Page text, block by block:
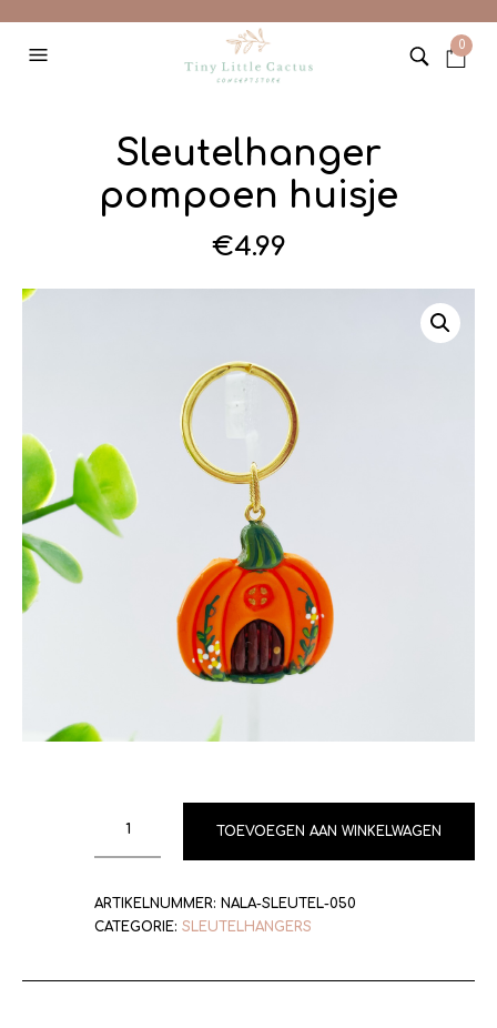
0
Sleutelhanger
pompoen huisje
€4.99
TOEVOEGEN AAN WINKELWAGEN
ARTIKELNUMMER: NALA-SLEUTEL-050
CATEGORIE: SLEUTELHANGERS